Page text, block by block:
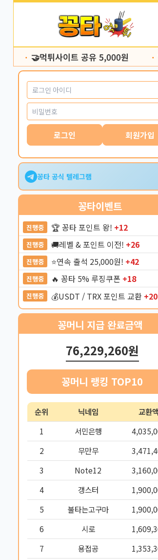
🤝먹튀사이트 공유 5,000원
로그인 회원가입
꽁타 공식 텔레그램
꽁타이벤트
진행중 🏆 꽁타 포인트 왕! +12
진행중 🚚레벨 & 포인트 이전! +26
진행중 ⭐️연속 출석 25,000원! +42
진행중 🔥 꽁타 5% 루징쿠폰 +18
진행중 💰USDT / TRX 포인트 교환 +20
꽁머니 지급 완료금액
76,229,260원
꽁머니 랭킹 TOP10
순위 닉네임
교환액
1
서민은행
2
무만무
3
Note12
4
갱스터
5
불타는고구마
6
시로
7
용접공